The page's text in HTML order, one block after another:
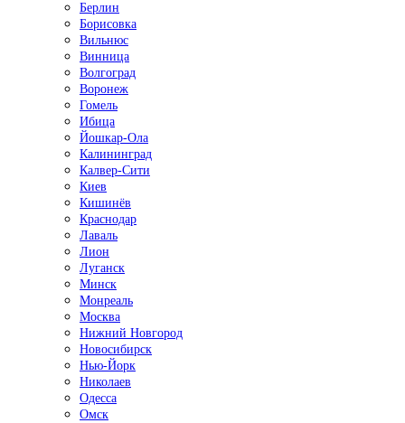
Берлин
Борисовка
Вильнюс
Винница
Волгоград
Воронеж
Гомель
Ибица
Йошкар-Ола
Калининград
Калвер-Сити
Киев
Кишинёв
Краснодар
Лаваль
Лион
Луганск
Минск
Монреаль
Москва
Нижний Новгород
Новосибирск
Нью-Йорк
Николаев
Одесса
Омск